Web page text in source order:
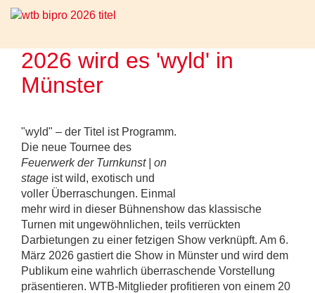
2026 wird es 'wyld' in
Münster
"wyld" – der Titel ist Programm.
Die neue Tournee des
Feuerwerk der Turnkunst | on
stage ist wild, exotisch und
voller Überraschungen. Einmal
mehr wird in dieser Bühnenshow das klassische
Turnen mit ungewöhnlichen, teils verrückten
Darbietungen zu einer fetzigen Show verknüpft. Am 6.
März 2026 gastiert die Show in Münster und wird dem
Publikum eine wahrlich überraschende Vorstellung
präsentieren. WTB-Mitglieder profitieren von einem 20